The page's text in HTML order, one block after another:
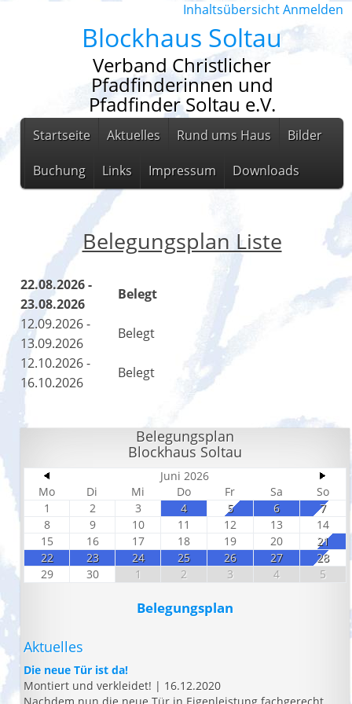
InhaltsübersichtAnmelden
Blockhaus Soltau
Verband Christlicher
Pfadfinderinnen und
Pfadfinder Soltau e.V.
Startseite Aktuelles Rund ums Haus Bilder
Buchung Links Impressum Downloads
Belegungsplan Liste
22.08.2026 -
23.08.2026
Belegt
12.09.2026 -
13.09.2026
Belegt
12.10.2026 -
16.10.2026
Belegt
Belegungsplan
Blockhaus Soltau
Juni 2026
Mo
Di Mi Do Fr Sa
So
1
2 3 4 5 6
7
8
9 10 11 12 13
14
15
16 17 18 19 20
21
22
23 24 25 26 27
28
29
30 1 2 3 4 5
Belegungsplan
Aktuelles
Die neue Tür ist da!
Montiert und verkleidet! | 16.12.2020